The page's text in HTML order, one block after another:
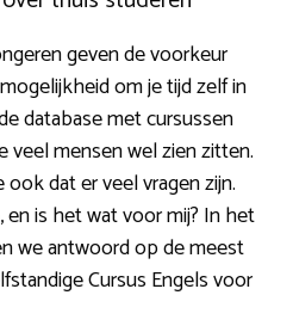
geven de voorkeur
om je tijd zelf in
database met cursussen
veel mensen wel zien zitten.
dat er veel vragen zijn.
en is het wat voor mij? In het
we antwoord op de meest
Cursus Engels voor